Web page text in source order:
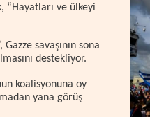
ve ülkeyi
savaşının sona
destekliyor.
koalisyonuna oy
yana görüş